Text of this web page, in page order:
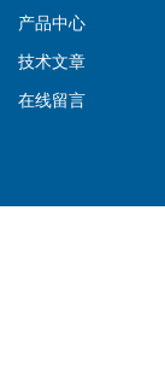
产品中心
技术文章
在线留言